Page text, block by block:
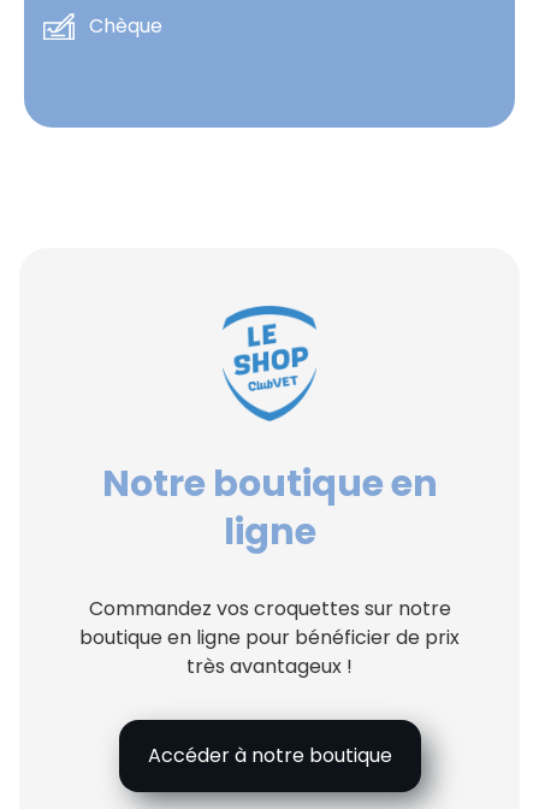
Chèque
Notre boutique en
ligne
Commandez vos croquettes sur notre
boutique en ligne pour bénéficier de prix
très avantageux !
Accéder à notre boutique